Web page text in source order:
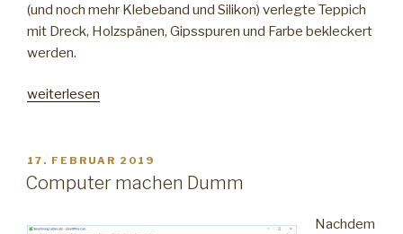
(und noch mehr Klebeband und Silikon) verlegte Teppich
mit Dreck, Holzspänen, Gipsspuren und Farbe bekleckert
werden.
„Allzweckwaffe
weiterlesen
VERÖFFENTLICHT
AM
17. FEBRUAR 2019
Computer machen Dumm
Nachdem